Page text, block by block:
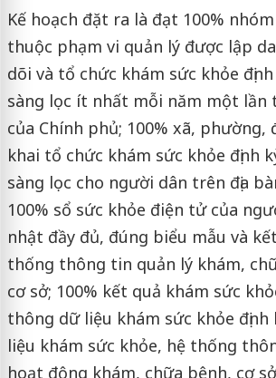
Kế hoạch đặt ra là đạt 100%
thuộc phạm vi quản lý được lập
dõi và tổ chức khám sức khỏe
sàng lọc ít nhất mỗi năm một lần
của Chính phủ; 100% xã, phường,
khai tổ chức khám sức khỏe định
sàng lọc cho người dân trên địa
100% sổ sức khỏe điện tử của
nhật đầy đủ, đúng biểu mẫu và
thống thông tin quản lý khám,
cơ sở; 100% kết quả khám sức
thông dữ liệu khám sức khỏe định
liệu khám sức khỏe, hệ thống
hoạt động khám, chữa bệnh, cơ